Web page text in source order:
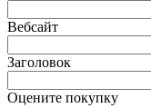
Вебсайт
Заголовок
Оцените покупку